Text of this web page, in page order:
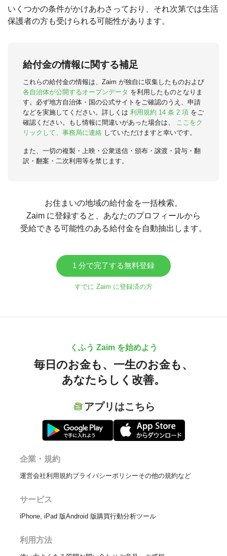
いくつかの条件がかけあわさっており、それ次第では生活
保護者の方も受けられる可能性があります。
給付金の情報に関する補足
これらの給付金の情報は、Zaim が独自に収集したものおよび
各自治体が公開するオープンデータ を利用したものとなりま
す。必ず地方自治体・国の公式サイトをご確認のうえ、申請
などを実施してください。詳しくは 利用規約 14 条 2 項 をご
確認ください。もし情報に間違いがあった場合は、
ここをク
リックして、事務局に連絡 していただけますと幸いです。
また、一切の複製・上映・公衆送信・頒布・譲渡・貸与・翻
訳・翻案・二次利用等を禁じます。
お住まいの地域の給付金を一括検索。
Zaim に登録すると、あなたのプロフィールから
受給できる可能性のある給付金を自動抽出します。
1 分で完了する無料登録
すでに Zaim に登録済の方
くふう Zaim を始めよう
毎日のお金も、 一生のお金も、
あなたらしく改善。
アプリはこちら
企業・規約
運営会社利用規約プライバシーポリシーその他の規約など
サービス
iPhone, iPad 版Android 版購買行動分析ツール
利用方法